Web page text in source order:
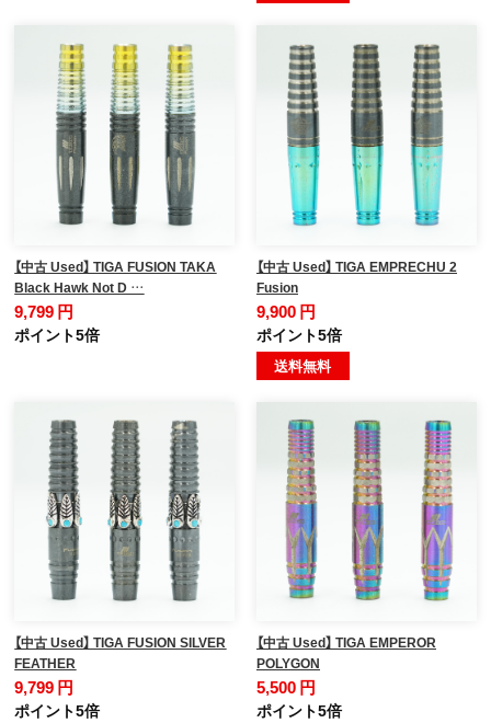
【中古 Used】 TIGA FUSION TAKA
Black Hawk Not D …
9,799 円
ポイント5倍
【中古 Used】 TIGA EMPRECHU 2
Fusion
9,900 円
ポイント5倍
送料無料
【中古 Used】 TIGA FUSION SILVER
FEATHER
9,799 円
ポイント5倍
【中古 Used】 TIGA EMPEROR
POLYGON
5,500 円
ポイント5倍